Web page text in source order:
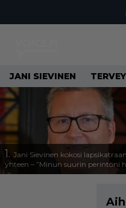
JANI SIEVINEN
1. Jani Sievinen kokosi
yhteen – ”Minun suurin perintöni